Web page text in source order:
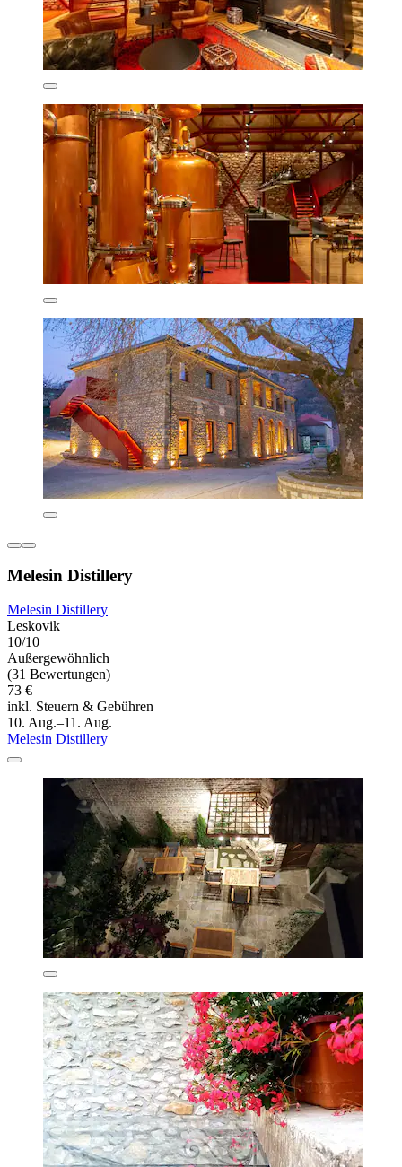
Melesin Distillery
Melesin Distillery
Leskovik
10/10
Außergewöhnlich
(31 Bewertungen)
73 €
inkl. Steuern & Gebühren
10. Aug.–11. Aug.
Melesin Distillery